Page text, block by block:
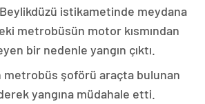
istikametinde meydana
metrobüsün motor kısmından
bir nedenle yangın çıktı.
metrobüs şoförü araçta bulunan
yangına müdahale etti.